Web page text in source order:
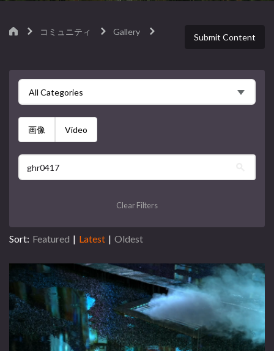
Submit Content
コミュニティ Gallery
All Categories
画像 Video
Clear Filters
Sort: Featured | Latest | Oldest